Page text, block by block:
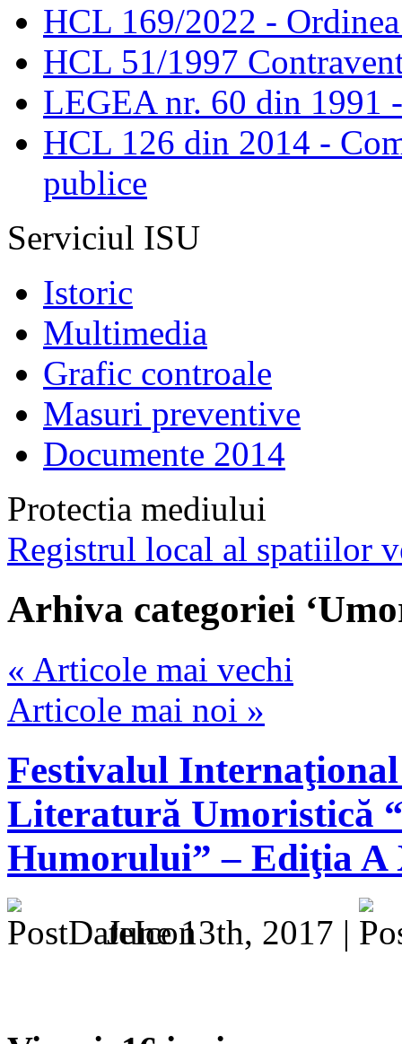
HCL 169/2022 -
HCL 51/1997
LEGEA nr. 60 din 1991
HCL 126 din 2014 -
publice
Serviciul ISU
Istoric
Multimedia
Grafic controale
Masuri preventive
Documente 2014
Protectia mediului
Registrul local al spatiilor
Arhiva categoriei
« Articole mai vechi
Articole mai noi »
Festivalul
Literatură Umoristică
Humorului” – Ediţia A
June 13th, 2017 |